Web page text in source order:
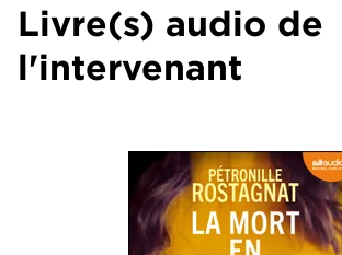
Livre(s) audio de
l'intervenant